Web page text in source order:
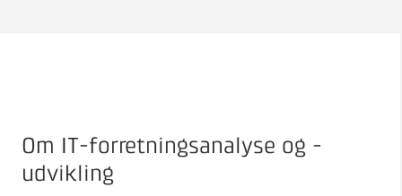
Om IT-forretningsanalyse og -
udvikling